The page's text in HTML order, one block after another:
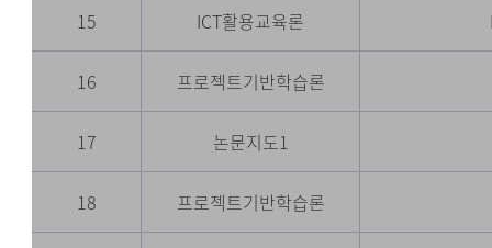
15 ICT활용교육론
16 프로젝트기반학습론
17 논문지도1
18 프로젝트기반학습론